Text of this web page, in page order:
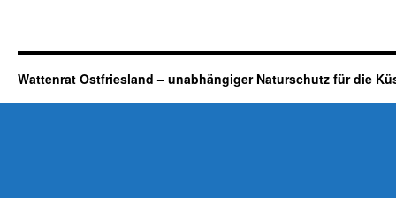
Wattenrat Ostfriesland – unabhängiger Naturschutz für die